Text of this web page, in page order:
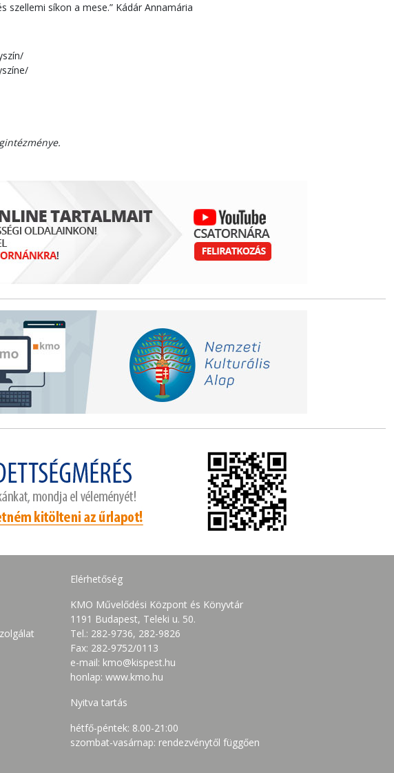
szellemi síkon a mese.” Kádár Annamária
Elérhetőség
KMO Művelődési Központ és Könyvtár
1191 Budapest, Teleki u. 50.
Tel.: 282-9736, 282-9826
Fax: 282-9752/0113
e-mail: kmo@kispest.hu
honlap: www.kmo.hu
Nyitva tartás
hétfő-péntek: 8.00-21:00
szombat-vasárnap: rendezvénytől függően